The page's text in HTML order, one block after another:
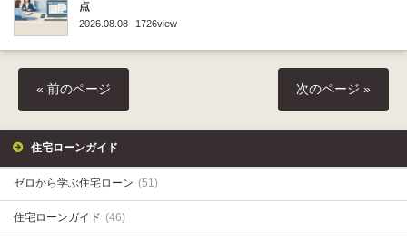
点
2026.08.08 1726view
« 前のページ 次のページ »
住宅ローンガイド
ゼロから学ぶ住宅ローン (51)
住宅ローンガイド (46)